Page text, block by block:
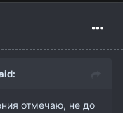
отмечаю, не до